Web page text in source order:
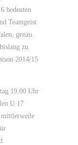
bedeuten
Teamgeist
genau
zu
2014/15
19.00 Uhr
U 17
mittlerweile